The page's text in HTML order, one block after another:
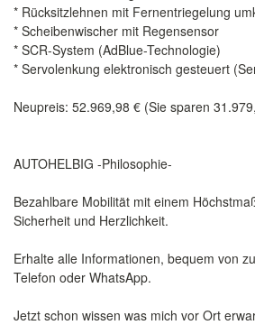
* Rücksitzlehnen mit Fernentriegelung
* Scheibenwischer mit Regensensor
* SCR-System (AdBlue-Technologie)
* Servolenkung elektronisch gesteuert
Neupreis: 52.969,98 € (Sie sparen
AUTOHELBIG -Philosophie-
Bezahlbare Mobilität mit einem
Sicherheit und Herzlichkeit.
Erhalte alle Informationen, bequem von
Telefon oder WhatsApp.
Jetzt schon wissen was mich vor Ort